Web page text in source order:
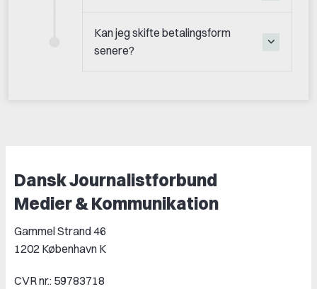
Kan jeg skifte betalingsform
senere?
Dansk Journalistforbund
Medier & Kommunikation
Gammel Strand 46
1202 København K
CVR nr.: 59783718